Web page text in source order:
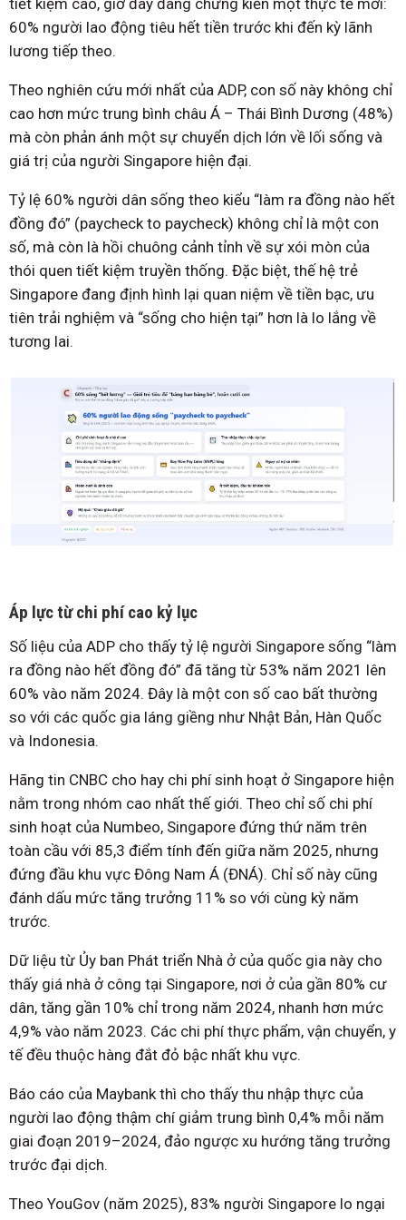
60% người lao động tiêu hết tiền trước khi đến kỳ lãnh
lương tiếp theo.
Theo nghiên cứu mới nhất của ADP, con số này không chỉ
cao hơn mức trung bình châu Á – Thái Bình Dương (48%)
mà còn phản ánh một sự chuyển dịch lớn về lối sống và
giá trị của người Singapore hiện đại.
Tỷ lệ 60% người dân sống theo kiểu “làm ra đồng nào hết
đồng đó” (paycheck to paycheck) không chỉ là một con
số, mà còn là hồi chuông cảnh tỉnh về sự xói mòn của
thói quen tiết kiệm truyền thống. Đặc biệt, thế hệ trẻ
Singapore đang định hình lại quan niệm về tiền bạc, ưu
tiên trải nghiệm và “sống cho hiện tại” hơn là lo lắng về
tương lai.
Áp lực từ chi phí cao kỷ lục
Số liệu của ADP cho thấy tỷ lệ người Singapore sống “làm
ra đồng nào hết đồng đó” đã tăng từ 53% năm 2021 lên
60% vào năm 2024. Đây là một con số cao bất thường
so với các quốc gia láng giềng như Nhật Bản, Hàn Quốc
và Indonesia.
Hãng tin CNBC cho hay chi phí sinh hoạt ở Singapore hiện
nằm trong nhóm cao nhất thế giới. Theo chỉ số chi phí
sinh hoạt của Numbeo, Singapore đứng thứ năm trên
toàn cầu với 85,3 điểm tính đến giữa năm 2025, nhưng
đứng đầu khu vực Đông Nam Á (ĐNÁ). Chỉ số này cũng
đánh dấu mức tăng trưởng 11% so với cùng kỳ năm
trước.
Dữ liệu từ Ủy ban Phát triển Nhà ở của quốc gia này cho
thấy giá nhà ở công tại Singapore, nơi ở của gần 80% cư
dân, tăng gần 10% chỉ trong năm 2024, nhanh hơn mức
4,9% vào năm 2023. Các chi phí thực phẩm, vận chuyển, y
tế đều thuộc hàng đắt đỏ bậc nhất khu vực.
Báo cáo của Maybank thì cho thấy thu nhập thực của
người lao động thậm chí giảm trung bình 0,4% mỗi năm
giai đoạn 2019–2024, đảo ngược xu hướng tăng trưởng
trước đại dịch.
Theo YouGov (năm 2025), 83% người Singapore lo ngại